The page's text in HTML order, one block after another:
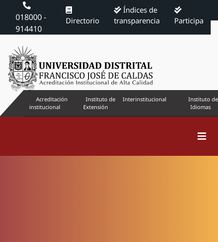
018000 -
914410
Directorio
Índices de
transparencia
Participa
Acreditación
institucional
Instituto de
Extensión
Interinstitucional
Instituto de
Idiomas